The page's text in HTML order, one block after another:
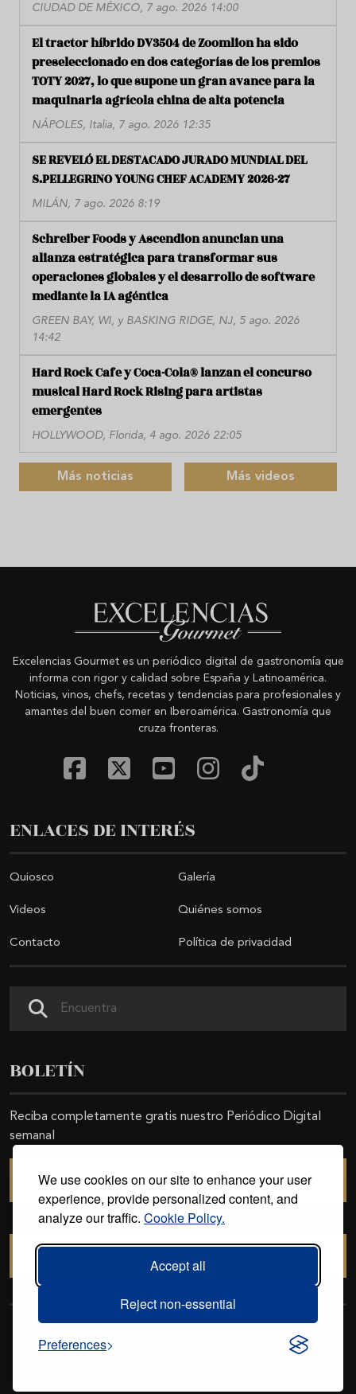
We use cookies on our site to enhance your user
experience, provide personalized content, and
analyze our traffic. Cookie Policy.
Accept all
Reject non-essential
Preferences
CIUDAD DE MÉXICO, 7 ago. 2026 14:00
El tractor híbrido DV3504 de Zoomlion ha sido
preseleccionado en dos categorías de los premios
TOTY 2027, lo que supone un gran avance para la
maquinaria agrícola china de alta potencia
NÁPOLES, Italia, 7 ago. 2026 12:35
SE REVELÓ EL DESTACADO JURADO MUNDIAL DEL
S.PELLEGRINO YOUNG CHEF ACADEMY 2026-27
MILÁN, 7 ago. 2026 8:19
Schreiber Foods y Ascendion anuncian una
alianza estratégica para transformar sus
operaciones globales y el desarrollo de software
mediante la IA agéntica
GREEN BAY, WI, y BASKING RIDGE, NJ, 5 ago. 2026
14:42
Hard Rock Cafe y Coca-Cola® lanzan el concurso
musical Hard Rock Rising para artistas
emergentes
HOLLYWOOD, Florida, 4 ago. 2026 22:05
Más noticias Más videos
Excelencias Gourmet es un periódico digital de gastronomía que
informa con rigor y calidad sobre España y Latinoamérica.
Noticias, vinos, chefs, recetas y tendencias para profesionales y
amantes del buen comer en Iberoamérica. Gastronomía que
cruza fronteras.
ENLACES DE INTERÉS
Quiosco Galería
Videos Quiénes somos
Contacto Política de privacidad
BOLETÍN
Reciba completamente gratis nuestro Periódico Digital
semanal
SUSCRIBIRSE
reservados. Desarrollado por
.